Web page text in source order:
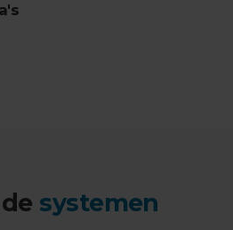
systemen